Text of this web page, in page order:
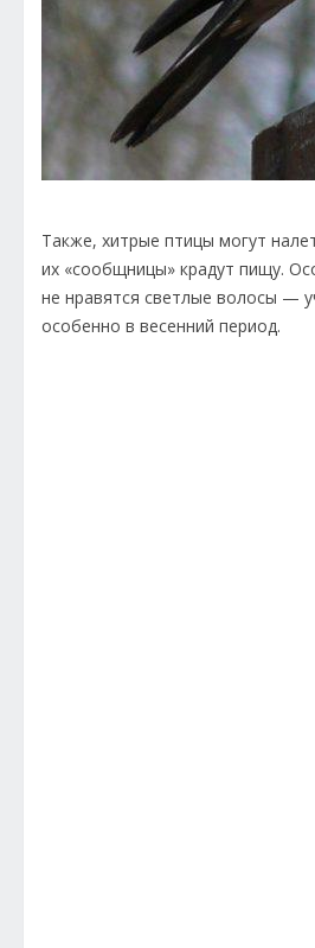
Также, хитрые птицы могут
их «сообщницы» крадут пищу.
не нравятся светлые волосы —
особенно в весенний период.